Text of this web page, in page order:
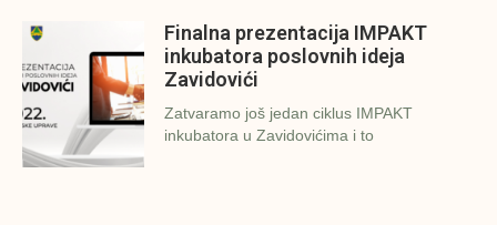
Finalna prezentacija IMPAKT
inkubatora poslovnih ideja
Zavidovići
Zatvaramo još jedan ciklus IMPAKT
inkubatora u Zavidovićima i to